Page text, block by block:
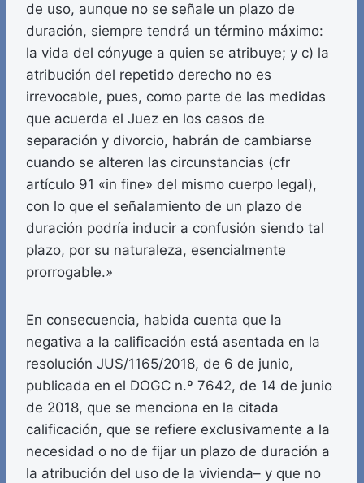
de uso, aunque no se señale un plazo de
duración, siempre tendrá un término máximo:
la vida del cónyuge a quien se atribuye; y c) la
atribución del repetido derecho no es
irrevocable, pues, como parte de las medidas
que acuerda el Juez en los casos de
separación y divorcio, habrán de cambiarse
cuando se alteren las circunstancias (cfr
artículo 91 «in fine» del mismo cuerpo legal),
con lo que el señalamiento de un plazo de
duración podría inducir a confusión siendo tal
plazo, por su naturaleza, esencialmente
prorrogable.»
En consecuencia, habida cuenta que la
negativa a la calificación está asentada en la
resolución JUS/1165/2018, de 6 de junio,
publicada en el DOGC n.º 7642, de 14 de junio
de 2018, que se menciona en la citada
calificación, que se refiere exclusivamente a la
necesidad o no de fijar un plazo de duración a
la atribución del uso de la vivienda– y que no